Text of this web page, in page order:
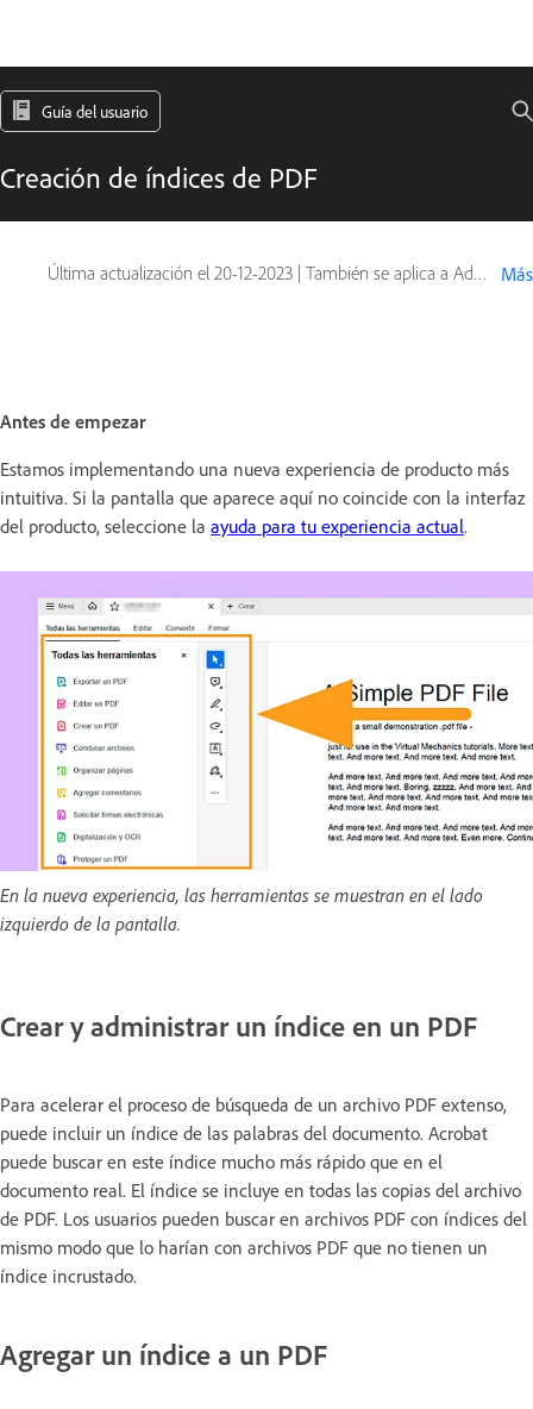
Guía del usuario
Creación de índices de PDF
Última actualización el 20-12-2023 | También se aplica a Adobe Acrobat 2017, Adobe Acrobat 2020 Más
Antes de empezar
Estamos implementando una nueva experiencia de producto más
intuitiva. Si la pantalla que aparece aquí no coincide con la interfaz
del producto, seleccione la ayuda para tu experiencia actual.
En la nueva experiencia, las herramientas se muestran en el lado
izquierdo de la pantalla.
Crear y administrar un índice en un PDF
Para acelerar el proceso de búsqueda de un archivo PDF extenso,
puede incluir un índice de las palabras del documento. Acrobat
puede buscar en este índice mucho más rápido que en el
documento real. El índice se incluye en todas las copias del archivo
de PDF. Los usuarios pueden buscar en archivos PDF con índices del
mismo modo que lo harían con archivos PDF que no tienen un
índice incrustado.
Agregar un índice a un PDF